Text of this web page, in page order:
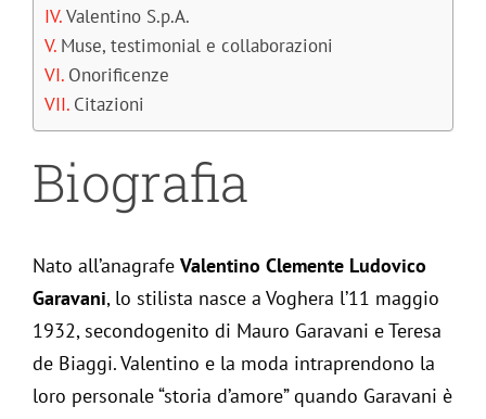
Valentino S.p.A.
Muse, testimonial e collaborazioni
Onorificenze
Citazioni
Biografia
Nato all’anagrafe Valentino Clemente Ludovico
Garavani, lo stilista nasce a Voghera l’11 maggio
1932, secondogenito di Mauro Garavani e Teresa
de Biaggi. Valentino e la moda intraprendono la
loro personale “storia d’amore” quando Garavani è